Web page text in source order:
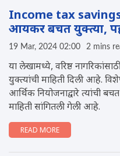
Income tax savings:
आयकर बचत युक्त्या,
19 Mar, 2024 02:00 2 mins
या लेखामध्ये, वरिष्ठ
युक्त्यांची माहिती दिली आहे.
आर्थिक नियोजनाद्वारे त्यांची
माहिती सांगितली गेली आहे.
READ MORE